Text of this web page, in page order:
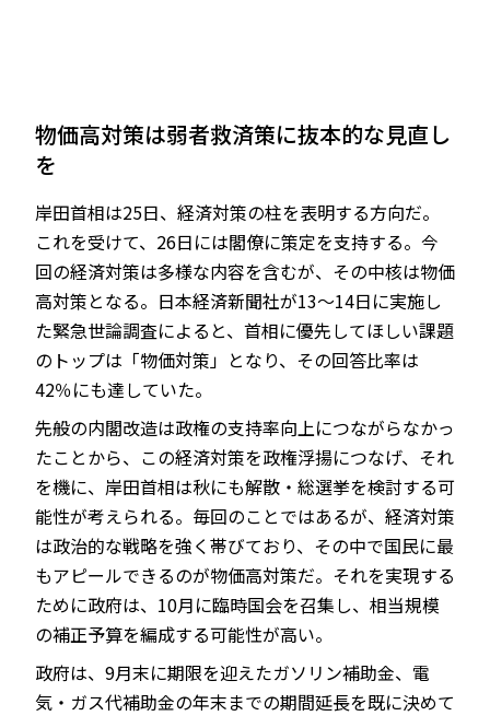
JP EN
物価高対策は弱者救済策に抜本的な見直し
を
岸田首相は25日、経済対策の柱を表明する方向だ。
これを受けて、26日には閣僚に策定を支持する。今
回の経済対策は多様な内容を含むが、その中核は物価
高対策となる。日本経済新聞社が13～14日に実施し
た緊急世論調査によると、首相に優先してほしい課題
のトップは「物価対策」となり、その回答比率は
42％にも達していた。
先般の内閣改造は政権の支持率向上につながらなかっ
たことから、この経済対策を政権浮揚につなげ、それ
を機に、岸田首相は秋にも解散・総選挙を検討する可
能性が考えられる。毎回のことではあるが、経済対策
は政治的な戦略を強く帯びており、その中で国民に最
もアピールできるのが物価高対策だ。それを実現する
ために政府は、10月に臨時国会を召集し、相当規模
の補正予算を編成する可能性が高い。
政府は、9月末に期限を迎えたガソリン補助金、電
気・ガス代補助金の年末までの期間延長を既に決めて